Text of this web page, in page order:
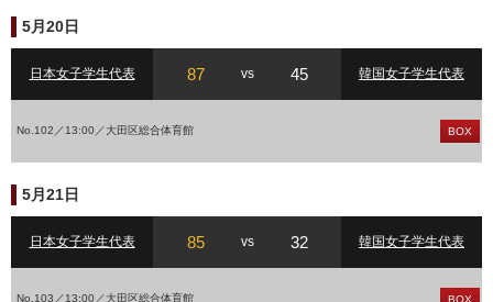
5月20日
日本女子学生代表 87 vs 45 韓国女子学生代表
No.102／13:00／大田区総合体育館 BOX
5月21日
日本女子学生代表 85 vs 32 韓国女子学生代表
No.103／13:00／大田区総合体育館 BOX